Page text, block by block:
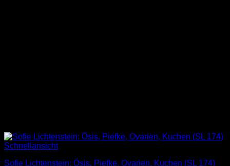
Schnellansicht
Sofie Lichtenstein: Ösis, Piefke, Ovarien, Kuchen (SL 174)